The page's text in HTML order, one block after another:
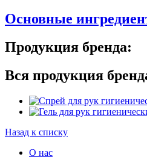
Основные
Продукция бренда:
Вся продукция
Назад к списку
О нас